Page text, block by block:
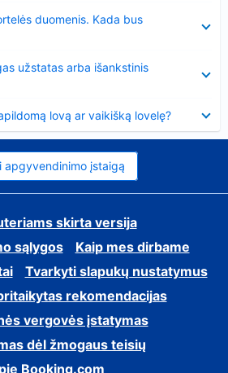
duomenis. Kada bus
užstatas arba išankstinis
lovą ar vaikišką lovelę?
apgyvendinimo įstaigą
skirta versija
sąlygos
Kaip mes dirbame
Tvarkyti slapukų nustatymus
rekomendacijas
vergovės įstatymas
dėl žmogaus teisių
Booking.com